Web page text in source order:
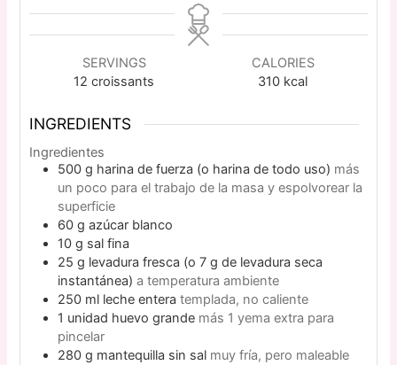
SERVINGS
12 croissants
CALORIES
310 kcal
INGREDIENTS
Ingredientes
500 g harina de fuerza (o harina de todo uso) más
un poco para el trabajo de la masa y espolvorear la
superficie
60 g azúcar blanco
10 g sal fina
25 g levadura fresca (o 7 g de levadura seca
instantánea) a temperatura ambiente
250 ml leche entera templada, no caliente
1 unidad huevo grande más 1 yema extra para
pincelar
280 g mantequilla sin sal muy fría, pero maleable